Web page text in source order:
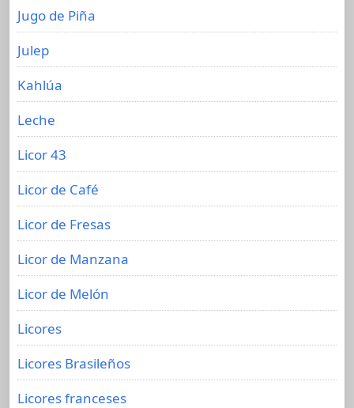
Jugo de Piña
Julep
Kahlúa
Leche
Licor 43
Licor de Café
Licor de Fresas
Licor de Manzana
Licor de Melón
Licores
Licores Brasileños
Licores franceses